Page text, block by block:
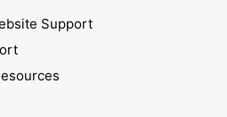
Support